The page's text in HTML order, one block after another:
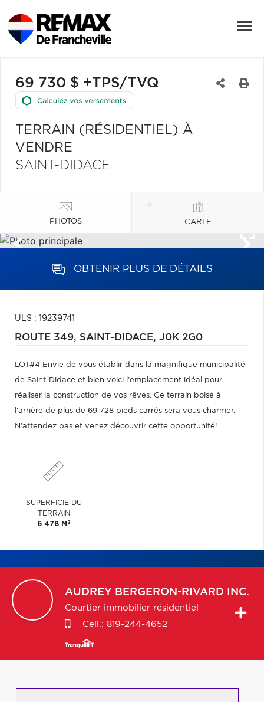
69 730 $ +TPS/TVQ
TERRAIN (RÉSIDENTIEL) À
VENDRE
SAINT-DIDACE
PHOTOS CARTE
OBTENIR PLUS DE DÉTAILS
ULS : 19239741
ROUTE 349, SAINT-DIDACE, J0K 2G0
LOT#4 Envie de vous établir dans la magnifique municipalité
de Saint-Didace et bien voici l'emplacement idéal pour
réaliser la construction de vos rêves. Ce terrain boisé à
l'arrière de plus de 69 728 pieds carrés sera vous charmer.
N'attendez pas et venez découvrir cette opportunité!
SUPERFICIE DU
TERRAIN
6 478 M 2
AUDREY BERGERON-RIVARD INC.
Courtier immobilier résidentiel
Cell.: 819-244-4652